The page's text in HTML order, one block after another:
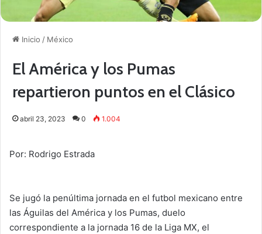
Inicio / México
El América y los Pumas
repartieron puntos en el Clásico
abril 23, 2023 0 1.004
Por: Rodrigo Estrada
Se jugó la penúltima jornada en el futbol mexicano entre
las Águilas del América y los Pumas, duelo
correspondiente a la jornada 16 de la Liga MX, el